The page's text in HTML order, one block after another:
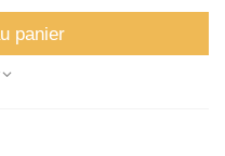
panier